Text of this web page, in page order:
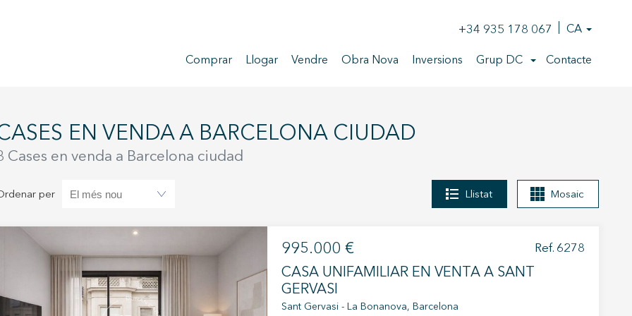
+34 935 178 067 CA
Comprar Llogar Vendre Obra Nova Inversions Grup DC Contacte
CASES EN VENDA A BARCELONA CIUDAD
Cases en venda a Barcelona ciudad
per Llistat Mosaic
995.000 € Ref. 6278
CASA UNIFAMILIAR EN VENTA A SANT
GERVASI
Sant Gervasi - La Bonanova, Barcelona